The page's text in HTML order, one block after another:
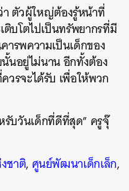
ตัวผู้ใหญ่ต้องรู้หน้าที่
ติบโตไปเป็นทรัพยากรที่มี
รพความเป็นเด็กของ
นั้นอยู่ไม่นาน อีกทั้งต้อง
วรจะได้รับ เพื่อให้พวก
บวันเด็กที่ดีที่สุด” ครูจุ๊
ชาติ, ศูนย์พัฒนาเด็กเล็ก,